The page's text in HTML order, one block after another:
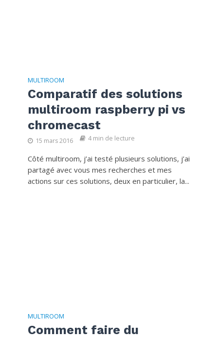
MULTIROOM
Comparatif des solutions
multiroom raspberry pi vs
chromecast
15 mars 2016 4 min de lecture
Côté multiroom, j’ai testé plusieurs solutions, j’ai
partagé avec vous mes recherches et mes
actions sur ces solutions, deux en particulier, la...
MULTIROOM
Comment faire du